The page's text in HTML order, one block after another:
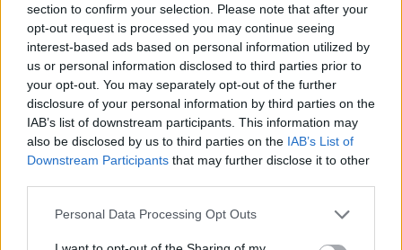
section to confirm your selection. Please note that after your
opt-out request is processed you may continue seeing
interest-based ads based on personal information utilized by
us or personal information disclosed to third parties prior to
your opt-out. You may separately opt-out of the further
disclosure of your personal information by third parties on the
IAB’s list of downstream participants. This information may
also be disclosed by us to third parties on the IAB’s List of
Downstream Participants that may further disclose it to other
Please note that this website/app uses one or more Google
Personal Data Processing Opt Outs
AJÁNLÓ